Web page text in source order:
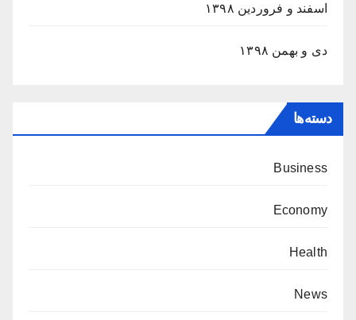
اسفند و فروردین ۱۳۹۸
دی و بهمن ۱۳۹۸
دسته‌ها
Business
Economy
Health
News